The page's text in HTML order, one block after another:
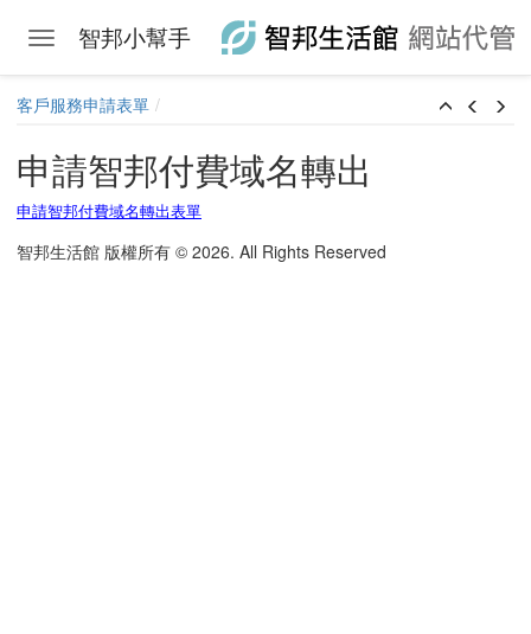
Toggle navigation
智邦小幫手
客戶服務申請表單
申請智邦付費域名轉出
申請智邦付費域名轉出表單
智邦生活館 版權所有 © 2026. All Rights Reserved